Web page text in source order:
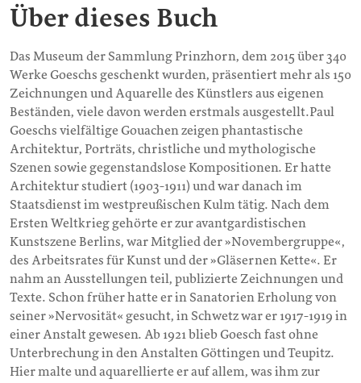
Über dieses Buch
Das Museum der Sammlung Prinzhorn, dem 2015 über 340
Werke Goeschs geschenkt wurden, präsentiert mehr als 150
Zeichnungen und Aquarelle des Künstlers aus eigenen
Beständen, viele davon werden erstmals ausgestellt.Paul
Goeschs vielfältige Gouachen zeigen phantastische
Architektur, Porträts, christliche und mythologische
Szenen sowie gegenstandslose Kompositionen. Er hatte
Architektur studiert (1903-1911) und war danach im
Staatsdienst im westpreußischen Kulm tätig. Nach dem
Ersten Weltkrieg gehörte er zur avantgardistischen
Kunstszene Berlins, war Mitglied der »Novembergruppe«,
des Arbeitsrates für Kunst und der »Gläsernen Kette«. Er
nahm an Ausstellungen teil, publizierte Zeichnungen und
Texte. Schon früher hatte er in Sanatorien Erholung von
seiner »Nervosität« gesucht, in Schwetz war er 1917-1919 in
einer Anstalt gewesen. Ab 1921 blieb Goesch fast ohne
Unterbrechung in den Anstalten Göttingen und Teupitz.
Hier malte und aquarellierte er auf allem, was ihm zur